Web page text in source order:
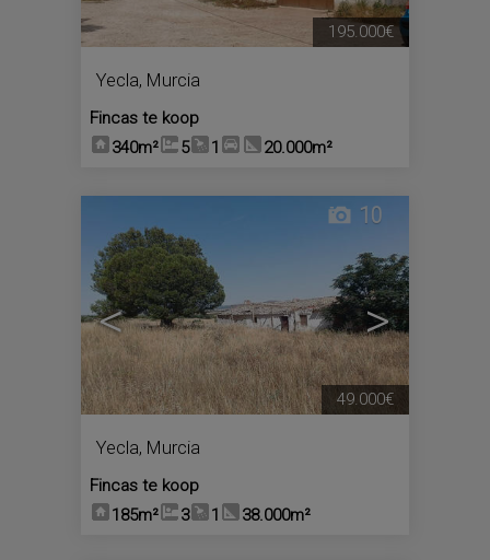
Yecla, Murcia
Fincas te koop
340m²
5 1 20.000m²
195.000€
< >
10
Yecla, Murcia
Fincas te koop
185m²
3 1 38.000m²
49.000€